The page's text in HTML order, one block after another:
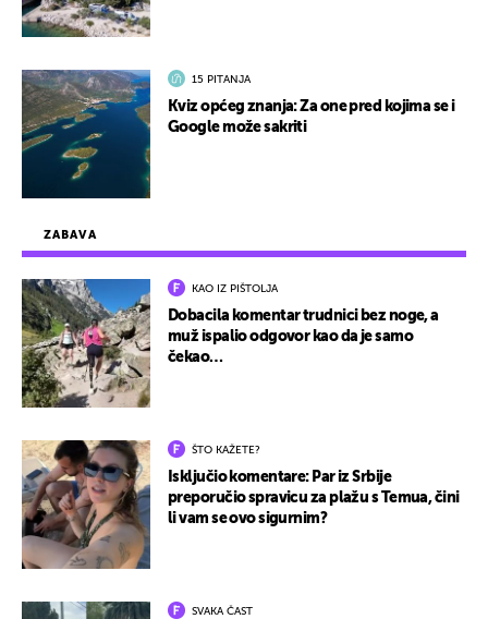
ZABAVA
KAO IZ PIŠTOLJA
Dobacila komentar trudnici bez noge, a
muž ispalio odgovor kao da je samo
čekao…
ŠTO KAŽETE?
Isključio komentare: Par iz Srbije
preporučio spravicu za plažu s Temua, čini
li vam se ovo sigurnim?
SVAKA ČAST
15 PITANJA
Kviz općeg znanja: Za one pred kojima se i
Google može sakriti